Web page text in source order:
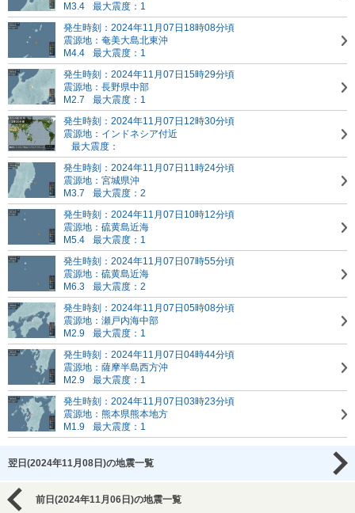
M3.4
最大震度：1
発生時刻：2024年11月07日18時08分頃
震源地：奄美大島北東沖
M4.4
最大震度：1
発生時刻：2024年11月07日15時29分頃
震源地：長野県中部
M2.7
最大震度：1
発生時刻：2024年11月07日12時30分頃
震源地：インドネシア付近
最大震度：
発生時刻：2024年11月07日11時24分頃
震源地：宮城県沖
M3.7
最大震度：2
発生時刻：2024年11月07日10時12分頃
震源地：硫黄島近海
M5.4
最大震度：1
発生時刻：2024年11月07日07時55分頃
震源地：硫黄島近海
M6.3
最大震度：2
発生時刻：2024年11月07日05時08分頃
震源地：瀬戸内海中部
M2.9
最大震度：1
発生時刻：2024年11月07日04時44分頃
震源地：薩摩半島西方沖
M2.9
最大震度：1
発生時刻：2024年11月07日03時23分頃
震源地：熊本県熊本地方
M1.9
最大震度：1
翌日(2024年11月08日)の地震一覧
前日(2024年11月06日)の地震一覧